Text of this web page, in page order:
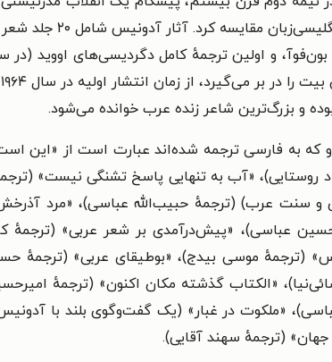
مقایسه کرد.
می‌گیرد، از زمان انتشار اولیه در سال ۱۹۶۴ به طور مداوم تجدید چاپ شده است.
و بزرگ‌ترین شاعر زنده عرب خوانده می‌شود.
که به فارسی ترجمه شده‌اند عبارت است از «این
روستایی)، «آب به تنهایی پاسخ تشنگی نیست»
و سنت عرب) (ترجمهٔ حبیب‌الله عباسی)، «مرد آذرخش
حسین عباسی)، «پیش‌درآمدی بر شعر عربی»
(ترجمهٔ موسی بیدج)، «بوطیقای عربی» (ترجمهٔ
«الکتاب گذشته مکان اکنون» (ترجمهٔ
«ملکوت در غبار» (یک گفت‌وگوی بلند با
(ترجمهٔ سهند آقایی).